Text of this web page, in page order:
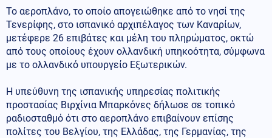
Το αεροπλάνο, το οποίο απογειώθηκε από το νησί της
Τενερίφης, στο ισπανικό αρχιπέλαγος των Καναρίων,
μετέφερε 26 επιβάτες και μέλη του πληρώματος, οκτώ
από τους οποίους έχουν ολλανδική υπηκοότητα, σύμφωνα
με το ολλανδικό υπουργείο Εξωτερικών.
Η υπεύθυνη της ισπανικής υπηρεσίας πολιτικής
προστασίας Βιρχίνια Μπαρκόνες δήλωσε σε τοπικό
ραδιοσταθμό ότι στο αεροπλάνο επιβαίνουν επίσης
πολίτες του Βελγίου, της Ελλάδας, της Γερμανίας, της